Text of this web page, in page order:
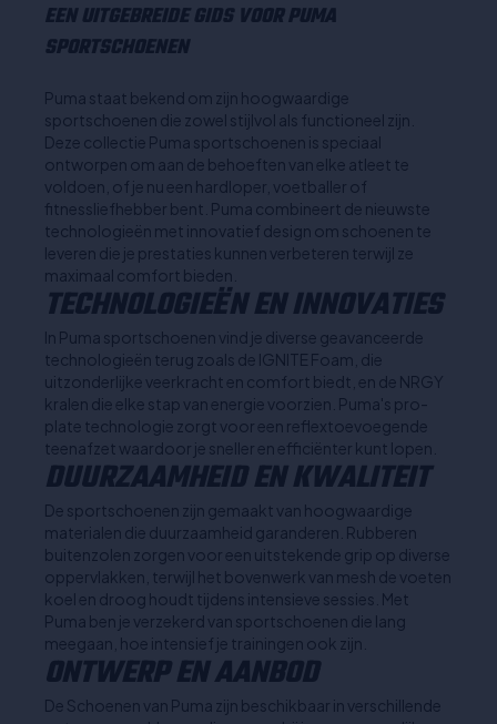
EEN UITGEBREIDE GIDS VOOR PUMA
SPORTSCHOENEN
Puma staat bekend om zijn hoogwaardige
sportschoenen die zowel stijlvol als functioneel zijn.
Deze collectie Puma sportschoenen is speciaal
ontworpen om aan de behoeften van elke atleet te
voldoen, of je nu een hardloper, voetballer of
fitnessliefhebber bent. Puma combineert de nieuwste
technologieën met innovatief design om schoenen te
leveren die je prestaties kunnen verbeteren terwijl ze
maximaal comfort bieden.
TECHNOLOGIEËN EN INNOVATIES
In Puma sportschoenen vind je diverse geavanceerde
technologieën terug zoals de IGNITE Foam, die
uitzonderlijke veerkracht en comfort biedt, en de NRGY
kralen die elke stap van energie voorzien. Puma's pro-
plate technologie zorgt voor een reflextoevoegende
teenafzet waardoor je sneller en efficiënter kunt lopen.
DUURZAAMHEID EN KWALITEIT
De sportschoenen zijn gemaakt van hoogwaardige
materialen die duurzaamheid garanderen. Rubberen
buitenzolen zorgen voor een uitstekende grip op diverse
oppervlakken, terwijl het bovenwerk van mesh de voeten
koel en droog houdt tijdens intensieve sessies. Met
Puma ben je verzekerd van sportschoenen die lang
meegaan, hoe intensief je trainingen ook zijn.
ONTWERP EN AANBOD
De Schoenen van Puma zijn beschikbaar in verschillende